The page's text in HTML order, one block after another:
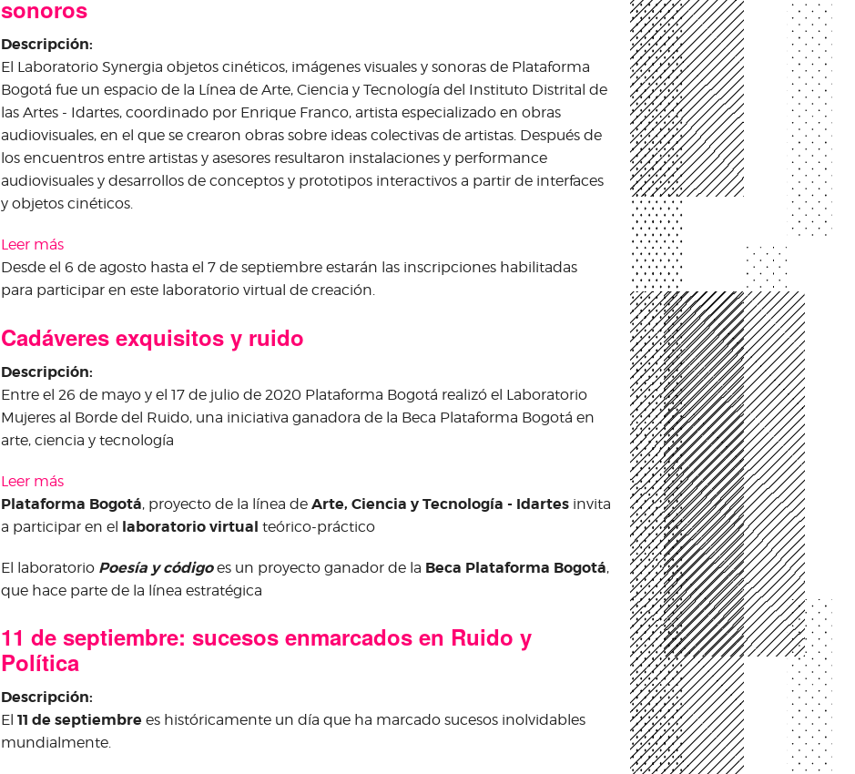
sonoros
Descripción:
El Laboratorio Synergia objetos cinéticos, imágenes visuales y sonoras de Plataforma
Bogotá fue un espacio de la Línea de Arte, Ciencia y Tecnología del Instituto Distrital de
las Artes - Idartes, coordinado por Enrique Franco, artista especializado en obras
audiovisuales, en el que se crearon obras sobre ideas colectivas de artistas. Después de
los encuentros entre artistas y asesores resultaron instalaciones y performance
audiovisuales y desarrollos de conceptos y prototipos interactivos a partir de interfaces
y objetos cinéticos.
Leer mássobre Laboratorio Synergia Objetos cinéticos, visuales y sonoros
Desde el 6 de agosto hasta el 7 de septiembre estarán las inscripciones habilitadas
para participar en este laboratorio virtual de creación.
Cadáveres exquisitos y ruido
Descripción:
Entre el 26 de mayo y el 17 de julio de 2020 Plataforma Bogotá realizó el Laboratorio
Mujeres al Borde del Ruido, una iniciativa ganadora de la Beca Plataforma Bogotá en
arte, ciencia y tecnología
Leer mássobre Cadáveres exquisitos y ruido
Plataforma Bogotá, proyecto de la línea de Arte, Ciencia y Tecnología - Idartesinvita
a participar en el laboratorio virtual teórico-práctico
El laboratorio Poesía y códigoes un proyecto ganador de la Beca Plataforma Bogotá,
que hace parte de la línea estratégica
11 de septiembre: sucesos enmarcados en Ruido y
Política
Descripción:
El 11 de septiembre es históricamente un día que ha marcado sucesos inolvidables
mundialmente.